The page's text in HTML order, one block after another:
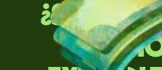
¿Sueles